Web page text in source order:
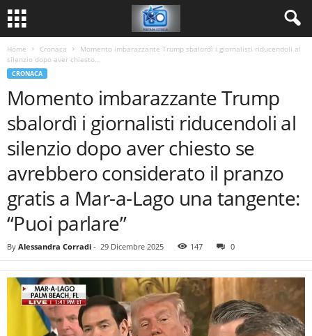
Home Cronaca
Momento imbarazzante Trump sbalordì i giornalisti riducendoli al
silenzio dopo aver chiesto...
CRONACA
Momento imbarazzante Trump
sbalordì i giornalisti riducendoli al
silenzio dopo aver chiesto se
avrebbero considerato il pranzo
gratis a Mar-a-Lago una tangente:
“Puoi parlare”
By Alessandra Corradi - 29 Dicembre 2025 147 0